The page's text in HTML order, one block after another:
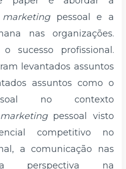
marketingpessoal e a
nas organizações.
sucesso profissional.
levantados assuntos
assuntos como o
no contexto
marketingpessoal visto
competitivo no
a comunicação nas
a perspectiva na